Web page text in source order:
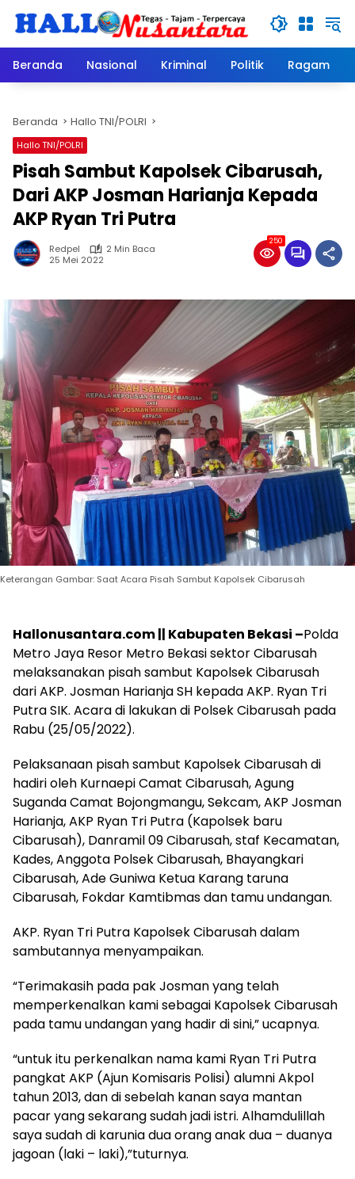
Beranda
Nasional Kriminal Politik Ragam
Beranda Hallo TNI/POLRI
Hallo TNI/POLRI
Pisah Sambut Kapolsek Cibarusah,
Dari AKP Josman Harianja Kepada
AKP Ryan Tri Putra
Redpel
2 Min Baca
25 Mei 2022
250
Keterangan Gambar: Saat Acara Pisah Sambut Kapolsek Cibarusah
Hallonusantara.com || Kabupaten Bekasi –Polda
Metro Jaya Resor Metro Bekasi sektor Cibarusah
melaksanakan pisah sambut Kapolsek Cibarusah
dari AKP. Josman Harianja SH kepada AKP. Ryan Tri
Putra SIK. Acara di lakukan di Polsek Cibarusah pada
Rabu (25/05/2022).
Pelaksanaan pisah sambut Kapolsek Cibarusah di
hadiri oleh Kurnaepi Camat Cibarusah, Agung
Suganda Camat Bojongmangu, Sekcam, AKP Josman
Harianja, AKP Ryan Tri Putra (Kapolsek baru
Cibarusah), Danramil 09 Cibarusah, staf Kecamatan,
Kades, Anggota Polsek Cibarusah, Bhayangkari
Cibarusah, Ade Guniwa Ketua Karang taruna
Cibarusah, Fokdar Kamtibmas dan tamu undangan.
AKP. Ryan Tri Putra Kapolsek Cibarusah dalam
sambutannya menyampaikan.
“Terimakasih pada pak Josman yang telah
memperkenalkan kami sebagai Kapolsek Cibarusah
pada tamu undangan yang hadir di sini,” ucapnya.
“untuk itu perkenalkan nama kami Ryan Tri Putra
pangkat AKP (Ajun Komisaris Polisi) alumni Akpol
tahun 2013, dan di sebelah kanan saya mantan
pacar yang sekarang sudah jadi istri. Alhamdulillah
saya sudah di karunia dua orang anak dua – duanya
jagoan (laki – laki),”tuturnya.